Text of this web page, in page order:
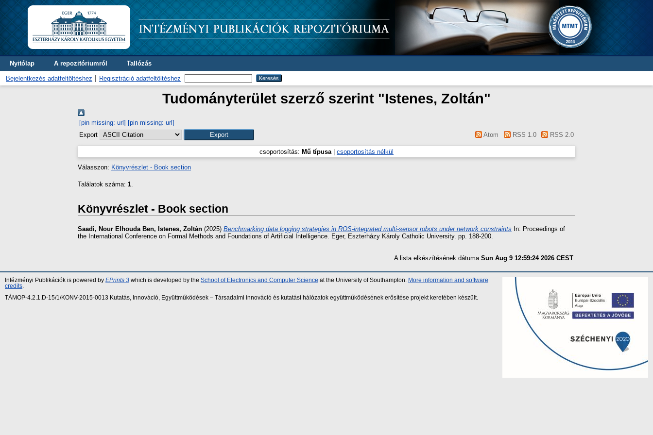
Nyitólap A repozitóriumról Tallózás
Bejelentkezés adatfeltöltéshez Regisztráció adatfeltöltéshez
Tudományterület szerző szerint "Istenes, Zoltán"
[pin missing: url] [pin missing: url]
Export
Atom RSS 1.0 RSS 2.0
csoportosítás: Mű típusa| csoportosítás nélkül
Válasszon: Könyvrészlet - Book section
Találatok száma: 1.
Könyvrészlet - Book section
Saadi, Nour Elhouda Ben, Istenes, Zoltán (2025) Benchmarking data logging strategies in ROS-integrated multi-sensor robots under network constraints In: Proceedings of
the International Conference on Formal Methods and Foundations of Artificial Intelligence. Eger, Eszterházy Károly Catholic University. pp. 188-200.
A lista elkészítésének dátuma Sun Aug 9 12:59:24 2026 CEST.
Intézményi Publikációk is powered by EPrints 3 which is developed by the School of Electronics and Computer Science at the University of Southampton.
More information and software
credits
TÁMOP-4.2.1.D-15/1/KONV-2015-0013 Kutatás, Innováció, Együttműködések – Társadalmi innováció és kutatási hálózatok együttműködésének erősítése projekt keretében készült.